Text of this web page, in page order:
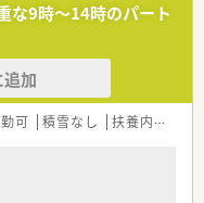
な9時～14時のパート
加
可 積雪なし 扶養内勤務OK